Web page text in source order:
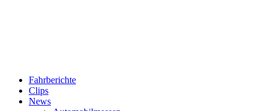
Fahrberichte
Clips
News